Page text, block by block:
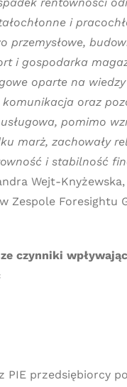
i
przemysłowe,
i gospodarka
oparte na
oraz
pomimo
marż, zachowały
i stabilność
Wejt-
Zespole Foresightu
czynniki
PIE przedsiębiorcy